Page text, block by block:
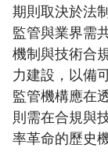
期則取決於法
監管與業界需
機制與技術合
力建設，以備
監管機構應在
則需在合規與
率革命的歷史機